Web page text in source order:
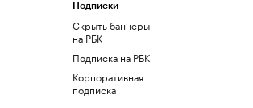
Подписки
Скрыть баннеры
на РБК
Подписка на РБК
Корпоративная
подписка